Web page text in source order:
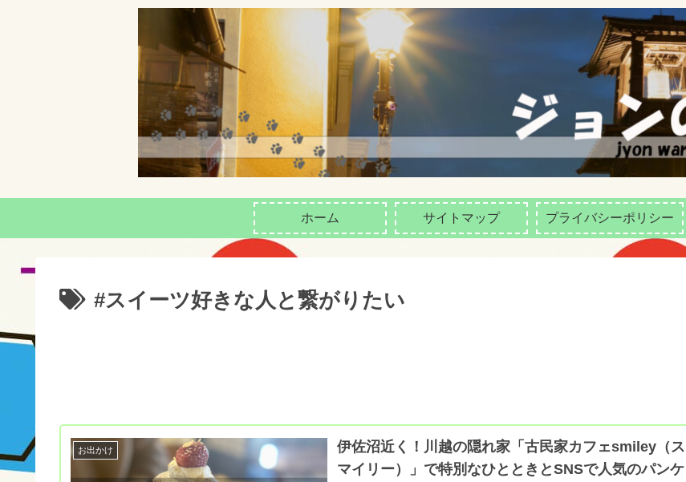
ホーム サイトマップ プライバシーポリシー
#スイーツ好きな人と繋がりたい
お出かけ
伊佐沼近く！川越の隠れ家「古民家カフェsmiley（ス
マイリー）」で特別なひとときとSNSで人気のパンケ